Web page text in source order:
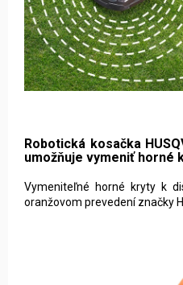
Robotická kosačka
umožňuje vymeniť horné
Vymeniteľné horné kryty k
oranžovom prevedení značky